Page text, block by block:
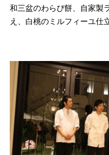
和三盆のわらび餅、自家製
え、白桃のミルフィーユ仕